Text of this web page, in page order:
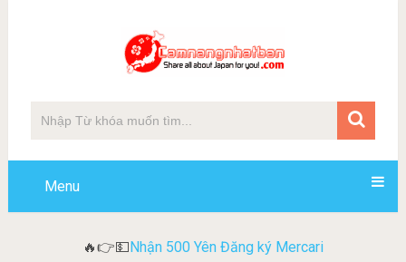
Menu
🔥👉💵Nhận 500 Yên Đăng ký Mercari